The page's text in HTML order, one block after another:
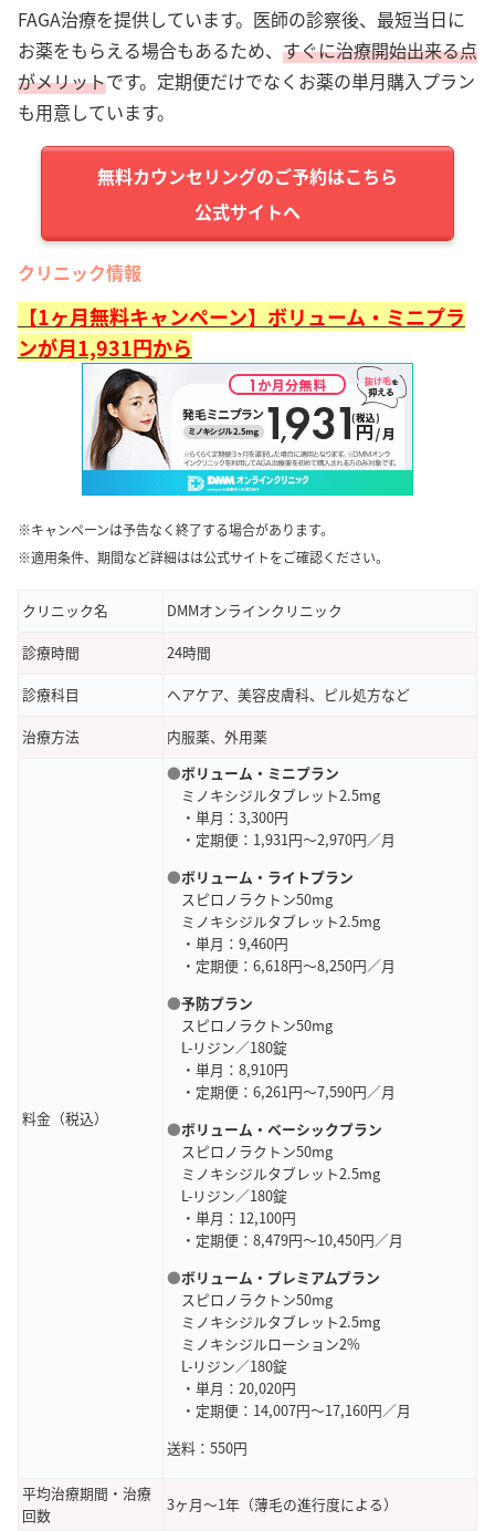
FAGA治療を提供しています。医師の診察後、最短当日に
お薬をもらえる場合もあるため、 すぐに治療開始出来る点
がメリットです。定期便だけでなくお薬の単月購入プラン
も用意しています。
公式サイトへ
クリニック情報
【1ヶ月無料キャンペーン】ボリューム・ミニプラ
ンが月1,931円から
※キャンペーンは予告なく終了する場合があります。
※適用条件、期間など詳細はは公式サイトをご確認ください。
クリニック名
DMMオンラインクリニック
診療時間
24時間
診療科目
ヘアケア、美容皮膚科、ピル処方など
治療方法
内服薬、外用薬
料金（税込）
●ボリューム・ ミニプラン
ミノキシジルタブレット2.5mg
・単月：3,300円
・定期便：1,931円～2,970円／月
●ボリューム・ ライトプラン
スピロノラクトン50mg
ミノキシジルタブレット2.5mg
・単月：9,460円
・定期便：6,618円～8,250円／月
●予防プラン
スピロノラクトン50mg
L-リジン／180錠
・単月：8,910円
・定期便：6,261円～7,590円／月
●ボリューム・ ベーシックプラン
スピロノラクトン50mg
ミノキシジルタブレット2.5mg
L-リジン／180錠
・単月：12,100円
・定期便：8,479円～10,450円／月
●ボリューム・ プレミアムプラン
スピロノラクトン50mg
ミノキシジルタブレット2.5mg
ミノキシジルローション2%
L-リジン／180錠
・単月：20,020円
・定期便：14,007円～17,160円／月
送料：550円
平均治療期間・治療
回数
3ヶ月～1年（薄毛の進行度による）